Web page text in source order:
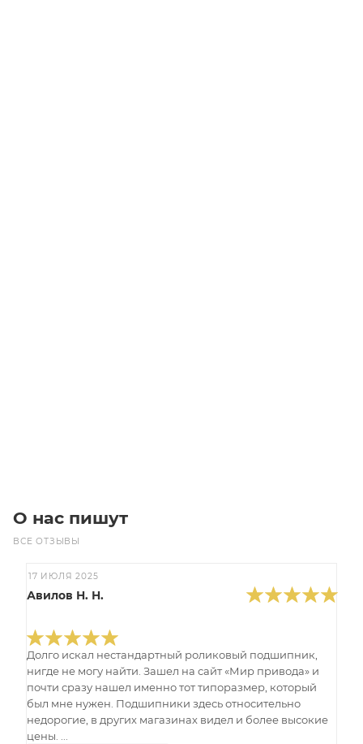
О нас пишут
ВСЕ ОТЗЫВЫ
17 ИЮЛЯ 2025
Авилов Н. Н.
Долго искал нестандартный роликовый подшипник,
нигде не могу найти. Зашел на сайт «Мир привода» и
почти сразу нашел именно тот типоразмер, который
был мне нужен. Подшипники здесь относительно
недорогие, в других магазинах видел и более высокие
цены. ...